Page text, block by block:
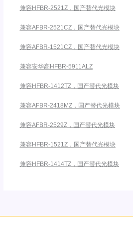
兼容HFBR-2521Z，国产替代光模块
兼容AFBR-2521CZ，国产替代光模块
兼容AFBR-1521CZ，国产替代光模块
兼容安华高HFBR-5911ALZ
兼容HFBR-1412TZ，国产替代光模块
兼容AFBR-2418MZ，国产替代光模块
兼容AFBR-2529Z，国产替代光模块
兼容HFBR-1521Z，国产替代光模块
兼容HFBR-1414TZ，国产替代光模块